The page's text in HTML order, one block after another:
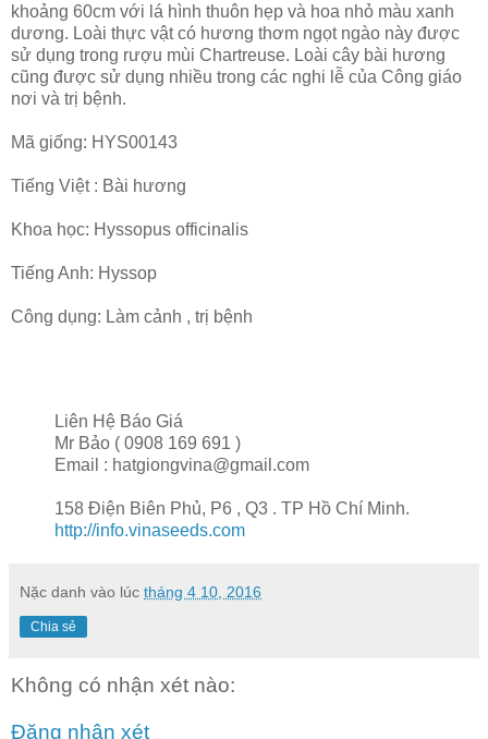
khoảng 60cm với lá hình thuôn hẹp và hoa nhỏ màu xanh
dương. Loài thực vật có hương thơm ngọt ngào này được
sử dụng trong rượu mùi Chartreuse. Loài cây bài hương
cũng được sử dụng nhiều trong các nghi lễ của Công giáo
nơi và trị bệnh.
Mã giống: HYS00143
Tiếng Việt : Bài hương
Khoa học: Hyssopus officinalis
Tiếng Anh: Hyssop
Công dụng: Làm cảnh , trị bệnh
Liên Hệ Báo Giá
Mr Bảo ( 0908 169 691 )
Email : hatgiongvina@gmail.com
158 Điện Biên Phủ, P6 , Q3 . TP Hồ Chí Minh.
http://info.vinaseeds.com
Nặc danh vào lúc tháng 4 10, 2016
Chia sẻ
Không có nhận xét nào:
Đăng nhận xét